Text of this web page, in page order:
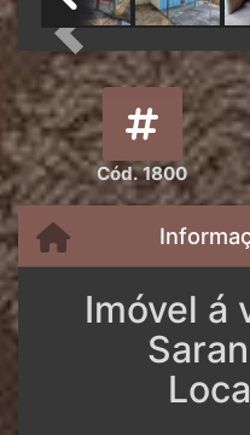
Previous
Cód. 1800
Imóvel á